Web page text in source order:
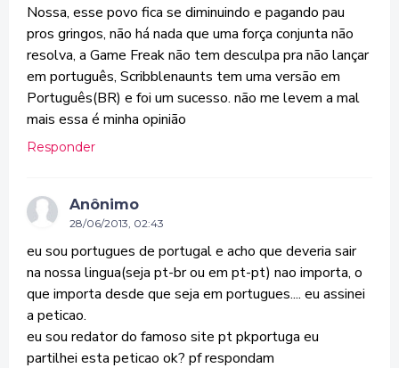
Nossa, esse povo fica se diminuindo e pagando pau
pros gringos, não há nada que uma força conjunta não
resolva, a Game Freak não tem desculpa pra não lançar
em português, Scribblenaunts tem uma versão em
Português(BR) e foi um sucesso. não me levem a mal
mais essa é minha opinião
Responder
Anônimo
28/06/2013, 02:43
eu sou portugues de portugal e acho que deveria sair
na nossa lingua(seja pt-br ou em pt-pt) nao importa, o
que importa desde que seja em portugues.... eu assinei
a peticao.
eu sou redator do famoso site pt pkportuga eu
partilhei esta peticao ok? pf respondam